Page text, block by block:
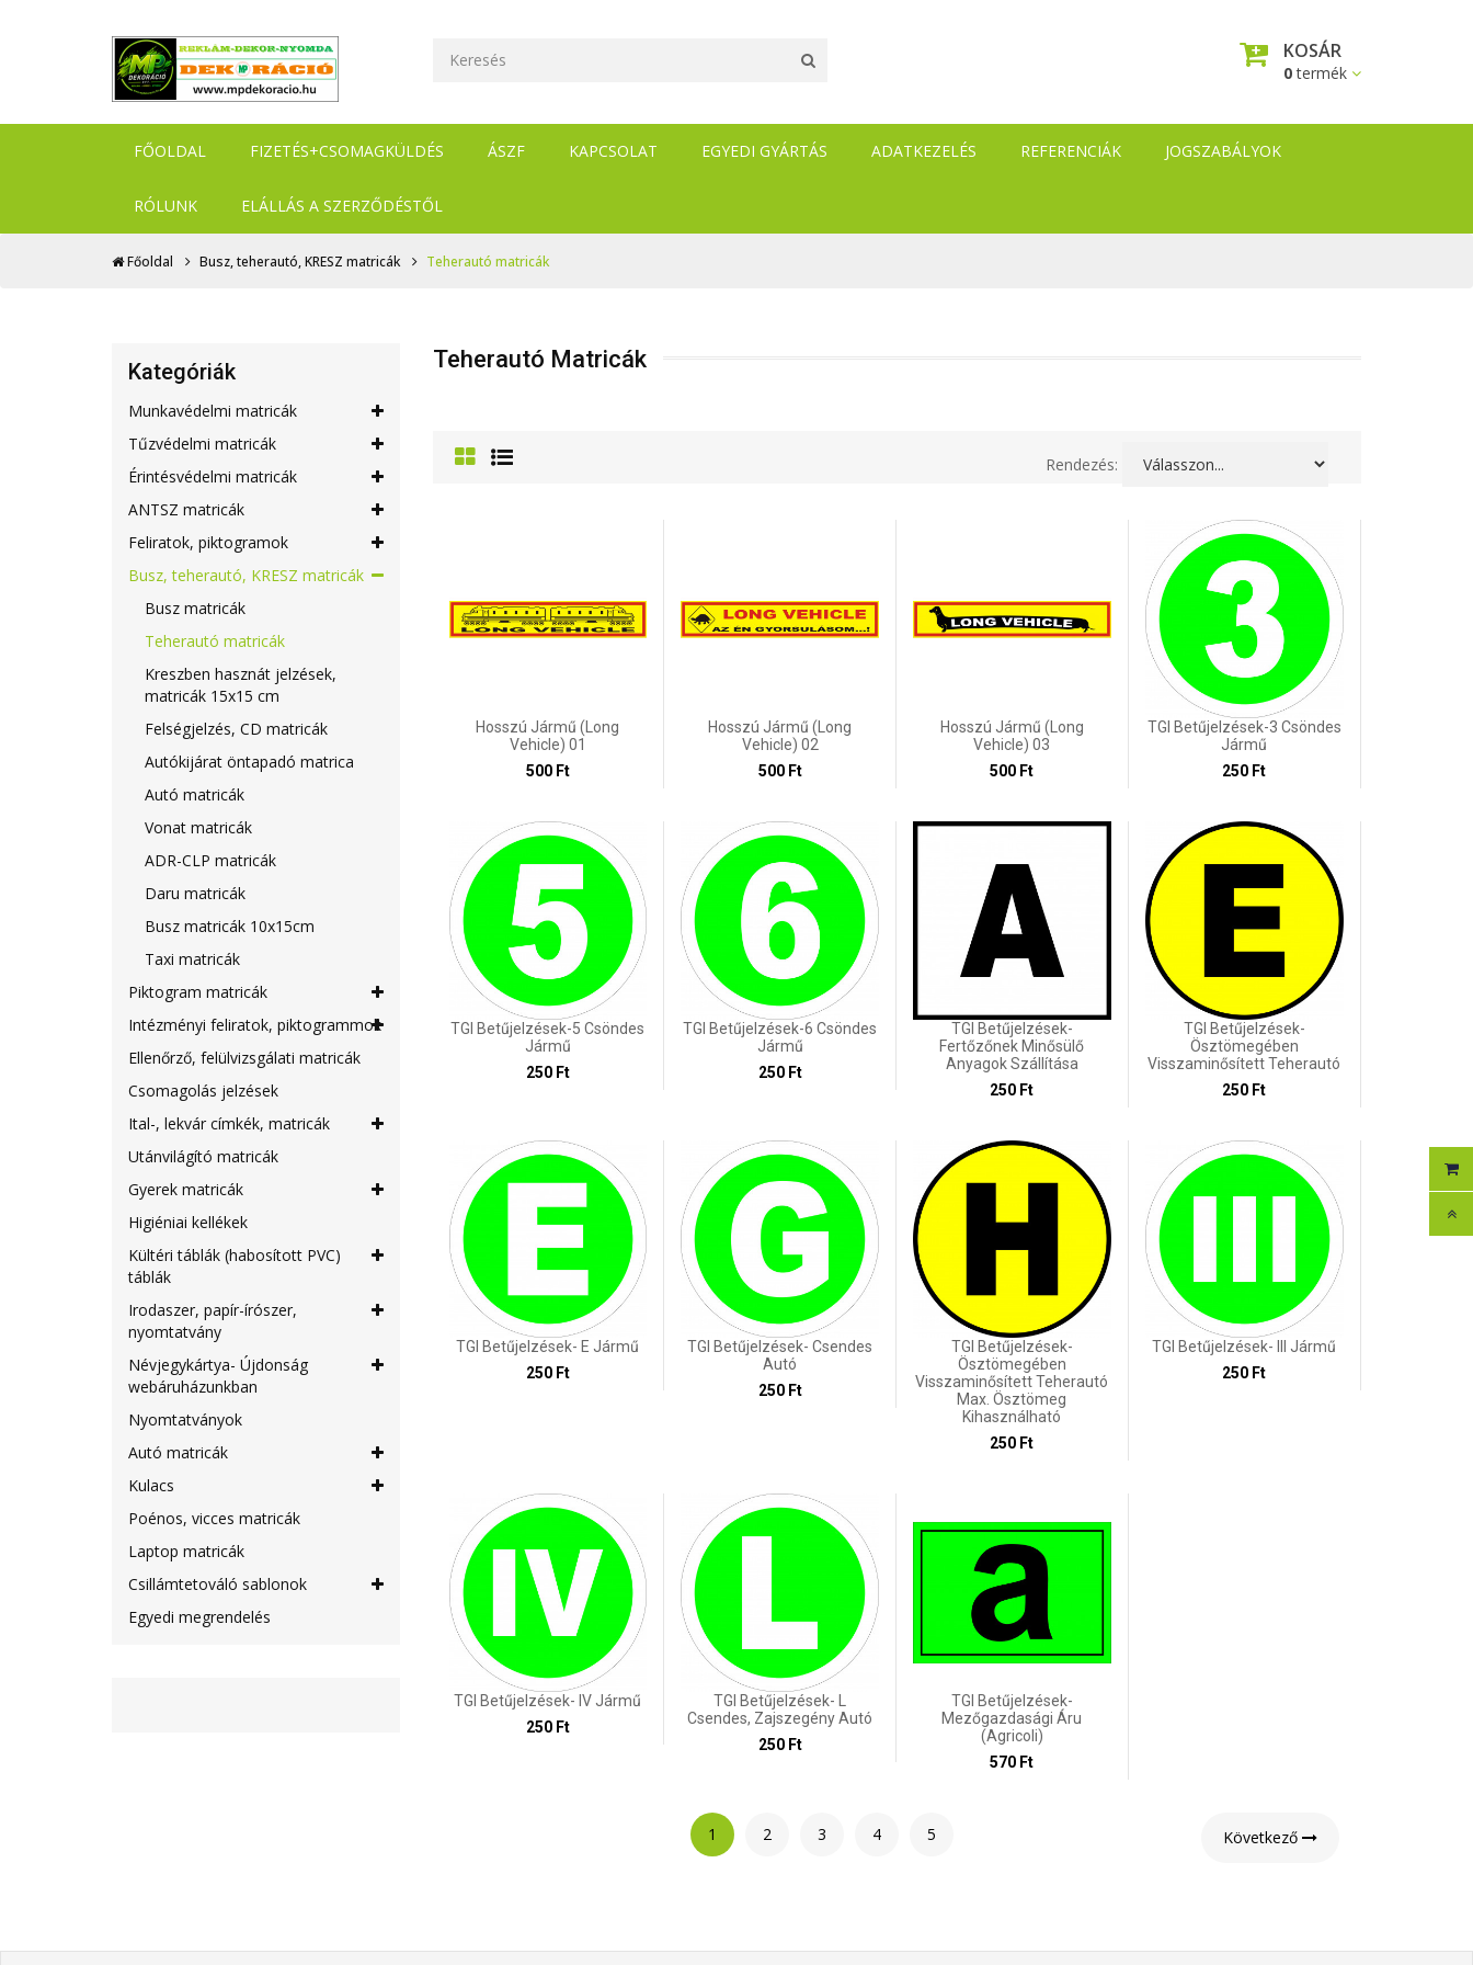
KOSÁR
0termék
FŐOLDAL FIZETÉS+CSOMAGKÜLDÉS ÁSZF KAPCSOLAT EGYEDI GYÁRTÁS ADATKEZELÉS REFERENCIÁK JOGSZABÁLYOK
RÓLUNK ELÁLLÁS A SZERZŐDÉSTŐL
Főoldal Busz, teherautó, KRESZ matricák Teherautó matricák
Kategóriák
Munkavédelmi matricák
Tűzvédelmi matricák
Érintésvédelmi matricák
ANTSZ matricák
Feliratok, piktogramok
Busz, teherautó, KRESZ matricák
Busz matricák
Teherautó matricák
Kreszben hasznát jelzések,
matricák 15x15 cm
Felségjelzés, CD matricák
Autókijárat öntapadó matrica
Autó matricák
Vonat matricák
ADR-CLP matricák
Daru matricák
Busz matricák 10x15cm
Taxi matricák
Piktogram matricák
Intézményi feliratok, piktogrammok
Ellenőrző, felülvizsgálati matricák
Csomagolás jelzések
Ital-, lekvár címkék, matricák
Utánvilágító matricák
Gyerek matricák
Higiéniai kellékek
Kültéri táblák (habosított PVC)
táblák
Irodaszer, papír-írószer,
nyomtatvány
Névjegykártya- Újdonság
webáruházunkban
Nyomtatványok
Autó matricák
Kulacs
Poénos, vicces matricák
Laptop matricák
Csillámtetováló sablonok
Egyedi megrendelés
Teherautó Matricák
Rendezés:
Hosszú Jármű (Long
Vehicle) 01
500 Ft
Hosszú Jármű (Long
Vehicle) 02
500 Ft
Hosszú Jármű (Long
Vehicle) 03
500 Ft
TGI Betűjelzések-3 Csöndes
Jármű
250 Ft
TGI Betűjelzések-5 Csöndes
Jármű
250 Ft
TGI Betűjelzések-6 Csöndes
Jármű
250 Ft
TGI Betűjelzések-
Fertőzőnek Minősülő
Anyagok Szállítása
250 Ft
TGI Betűjelzések-
Ösztömegében
Visszaminősített Teherautó
250 Ft
TGI Betűjelzések- E Jármű
250 Ft
TGI Betűjelzések- Csendes
Autó
250 Ft
TGI Betűjelzések-
Ösztömegében
Visszaminősített Teherautó
Max. Ösztömeg
Kihasználható
250 Ft
TGI Betűjelzések- III Jármű
250 Ft
TGI Betűjelzések- IV Jármű
250 Ft
TGI Betűjelzések- L
Csendes, Zajszegény Autó
250 Ft
TGI Betűjelzések-
Mezőgazdasági Áru
(agricoli)
570 Ft
1 2 3 4 5 Következő